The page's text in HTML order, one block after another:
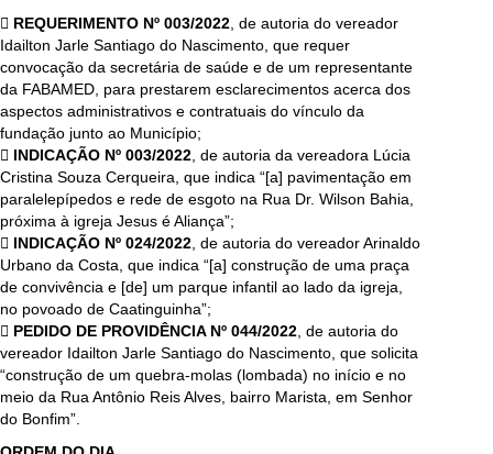
 REQUERIMENTO Nº 003/2022 , de autoria do vereador
Idailton Jarle Santiago do Nascimento, que requer
convocação da secretária de saúde e de um representante
da FABAMED, para prestarem esclarecimentos acerca dos
aspectos administrativos e contratuais do vínculo da
fundação junto ao Município;
 INDICAÇÃO Nº 003/2022 , de autoria da vereadora Lúcia
Cristina Souza Cerqueira, que indica “[a] pavimentação em
paralelepípedos e rede de esgoto na Rua Dr. Wilson Bahia,
próxima à igreja Jesus é Aliança”;
 INDICAÇÃO Nº 024/2022 , de autoria do vereador Arinaldo
Urbano da Costa, que indica “[a] construção de uma praça
de convivência e [de] um parque infantil ao lado da igreja,
no povoado de Caatinguinha”;
 PEDIDO DE PROVIDÊNCIA Nº 044/2022 , de autoria do
vereador Idailton Jarle Santiago do Nascimento, que solicita
“construção de um quebra-molas (lombada) no início e no
meio da Rua Antônio Reis Alves, bairro Marista, em Senhor
do Bonfim”.